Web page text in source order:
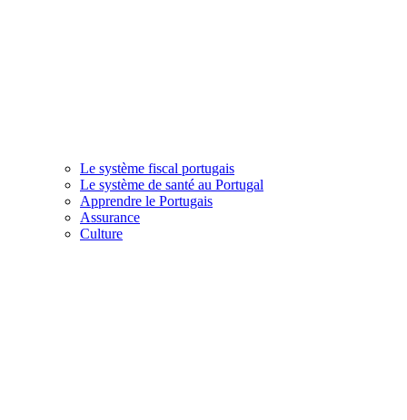
Le système fiscal portugais
Le système de santé au Portugal
Apprendre le Portugais
Assurance
Culture